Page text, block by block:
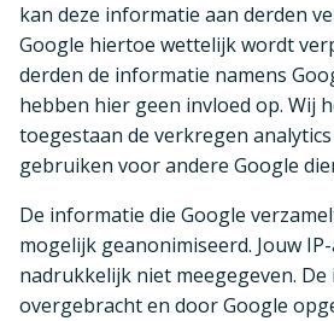
kan deze informatie aan derden
Google hiertoe wettelijk wordt
derden de informatie namens
hebben hier geen invloed op. Wij
toegestaan de verkregen
gebruiken voor andere Google
De informatie die Google
mogelijk geanonimiseerd. Jouw
nadrukkelijk niet meegegeven.
overgebracht en door Google